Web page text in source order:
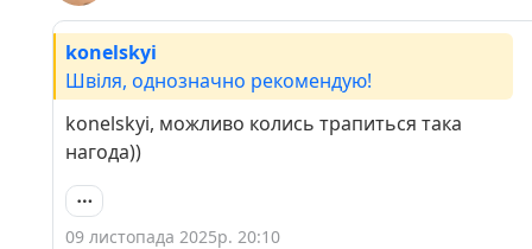
konelskyi
Швіля, однозначно рекомендую!
konelskyi, можливо колись трапиться така
нагода))
09 листопада 2025р. 20:10